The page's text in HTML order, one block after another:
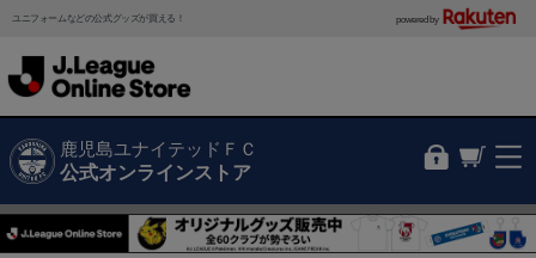
ユニフォームなどの公式グッズが買える！ powered by
鹿児島ユナイテッドＦＣ
公式オンラインストア